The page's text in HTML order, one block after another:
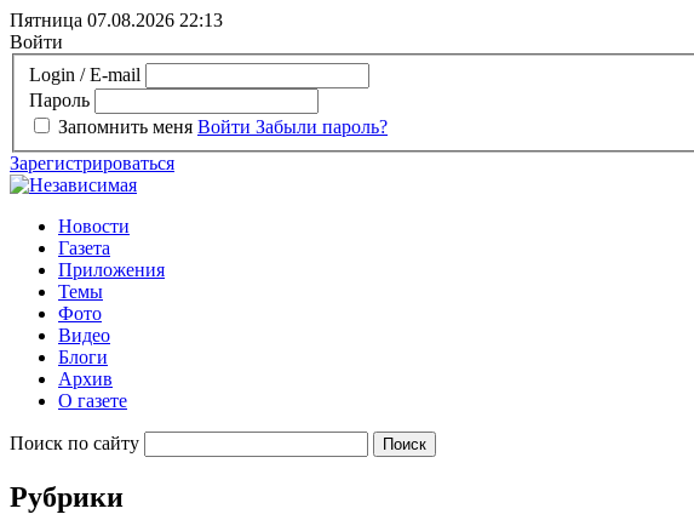
Пятница 07.08.2026 22:13
Войти
Login / E-mail
Пароль
Запомнить меня Войти Забыли пароль?
Зарегистрироваться
Новости
Газета
Приложения
Темы
Фото
Видео
Блоги
Архив
О газете
Поиск по сайту
Рубрики